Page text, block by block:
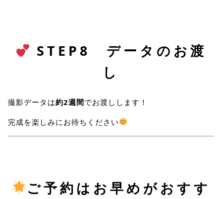
STEP8 データのお渡
し
撮影データは約2週間でお渡しします！
完成を楽しみにお待ちください
ご予約はお早めがおすす